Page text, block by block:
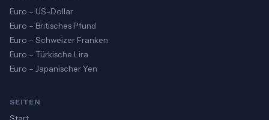
Euro – US-Dollar
Euro – Britisches Pfund
Euro – Schweizer Franken
Euro – Türkische Lira
Euro – Japanischer Yen
SEITEN